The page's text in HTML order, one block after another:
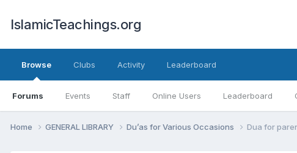
IslamicTeachings.org
Browse
Forums Events Staff Online Users Leaderboard
Clubs Activity Leaderboard
Home GENERAL LIBRARY Du’as for Various Occasions Dua for